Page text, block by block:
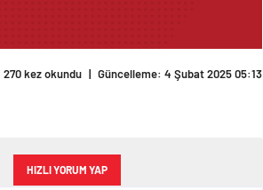
270 kez okundu | Güncelleme: 4 Şubat 2025 05:13
HIZLI YORUM YAP